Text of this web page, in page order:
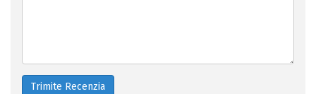
Trimite Recenzia